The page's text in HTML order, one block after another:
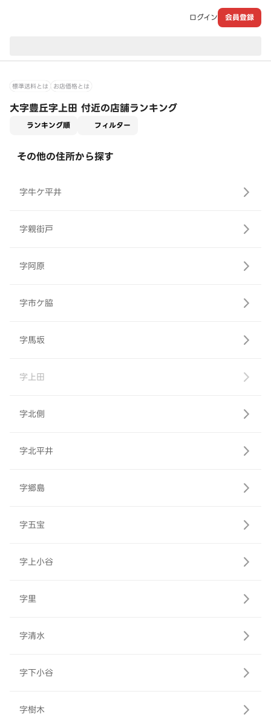
ログイン 会員登録
標準送料とは お店価格とは
大字豊丘字上田 付近の店舗ランキング
ランキング順 フィルター
その他の住所から探す
字牛ケ平井
字親街戸
字阿原
字市ケ脇
字馬坂
字上田
字北側
字北平井
字郷島
字五宝
字上小谷
字里
字清水
字下小谷
字樹木